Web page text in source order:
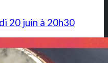
20 juin à 20h30